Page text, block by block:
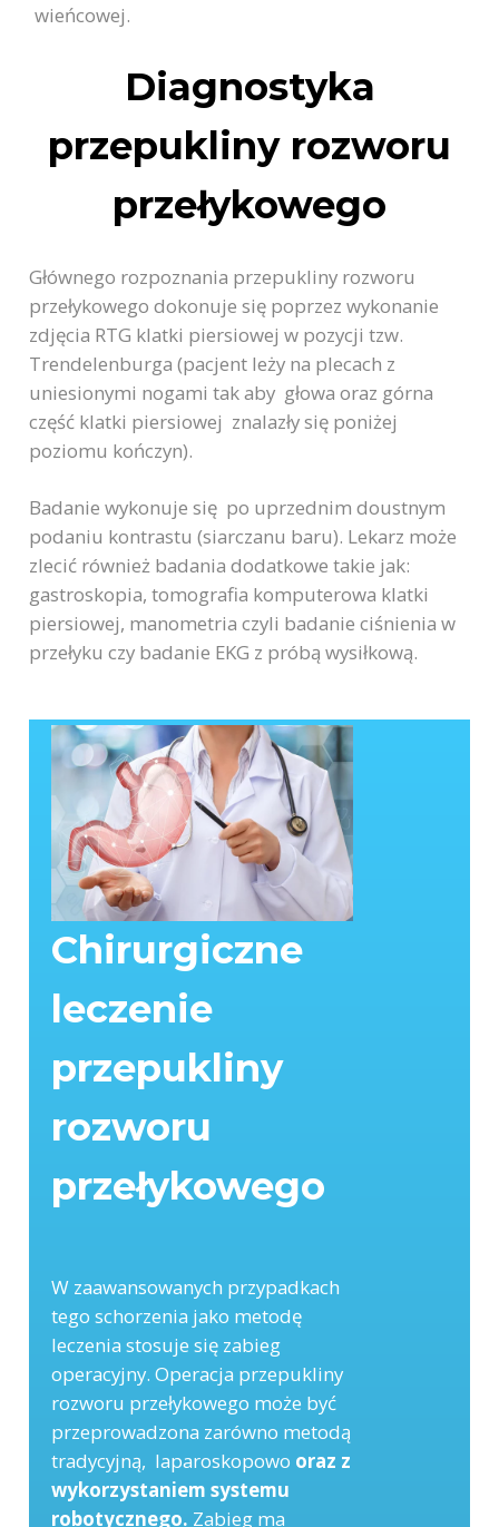
wieńcowej.
Diagnostyka
przepukliny rozworu
przełykowego
Głównego rozpoznania przepukliny rozworu
przełykowego dokonuje się poprzez wykonanie
zdjęcia RTG klatki piersiowej w pozycji tzw.
Trendelenburga (pacjent leży na plecach z
uniesionymi nogami tak aby głowa oraz górna
część klatki piersiowej znalazły się poniżej
poziomu kończyn).
Badanie wykonuje się po uprzednim doustnym
podaniu kontrastu (siarczanu baru). Lekarz może
zlecić również badania dodatkowe takie jak:
gastroskopia, tomografia komputerowa klatki
piersiowej, manometria czyli badanie ciśnienia w
przełyku czy badanie EKG z próbą wysiłkową.
Chirurgiczne
leczenie
przepukliny
rozworu
przełykowego
W zaawansowanych przypadkach
tego schorzenia jako metodę
leczenia stosuje się zabieg
operacyjny. Operacja przepukliny
rozworu przełykowego może być
przeprowadzona zarówno metodą
tradycyjną, laparoskopowo oraz z
wykorzystaniem systemu
robotycznego. Zabieg ma